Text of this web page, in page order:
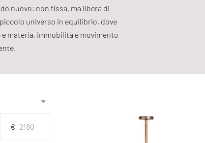
nuovo: non fissa, ma libera di
universo in equilibrio, dove
e materia, immobilità e movimento
€